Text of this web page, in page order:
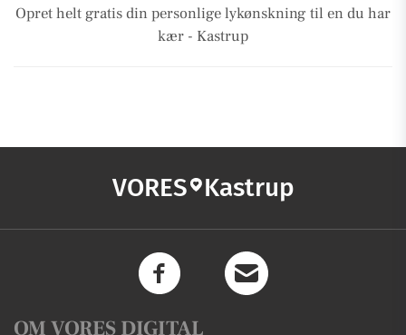
Opret helt gratis din personlige lykønskning til en du har
kær - Kastrup
VORES Kastrup
OM VORES DIGITAL